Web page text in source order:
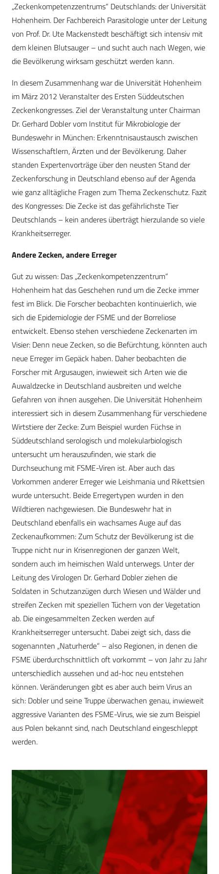
„Zeckenkompetenzzentrums“ Deutschlands: der Universität
Hohenheim. Der Fachbereich Parasitologie unter der Leitung
von Prof. Dr. Ute Mackenstedt beschäftigt sich intensiv mit
dem kleinen Blutsauger – und sucht auch nach Wegen, wie
die Bevölkerung wirksam geschützt werden kann.
In diesem Zusammenhang war die Universität Hohenheim
im März 2012 Veranstalter des Ersten Süddeutschen
Zeckenkongresses. Ziel der Veranstaltung unter Chairman
Dr. Gerhard Dobler vom Institut für Mikrobiologie der
Bundeswehr in München: Erkenntnisaustausch zwischen
Wissenschaftlern, Ärzten und der Bevölkerung. Daher
standen Expertenvorträge über den neusten Stand der
Zeckenforschung in Deutschland ebenso auf der Agenda
wie ganz alltägliche Fragen zum Thema Zeckenschutz. Fazit
des Kongresses: Die Zecke ist das gefährlichste Tier
Deutschlands – kein anderes überträgt hierzulande so viele
Krankheitserreger.
Andere Zecken, andere Erreger
Gut zu wissen: Das „Zeckenkompetenzzentrum“
Hohenheim hat das Geschehen rund um die Zecke immer
fest im Blick. Die Forscher beobachten kontinuierlich, wie
sich die Epidemiologie der FSME und der Borreliose
entwickelt. Ebenso stehen verschiedene Zeckenarten im
Visier: Denn neue Zecken, so die Befürchtung, könnten auch
neue Erreger im Gepäck haben. Daher beobachten die
Forscher mit Argusaugen, inwieweit sich Arten wie die
Auwaldzecke in Deutschland ausbreiten und welche
Gefahren von ihnen ausgehen. Die Universität Hohenheim
interessiert sich in diesem Zusammenhang für verschiedene
Wirtstiere der Zecke: Zum Beispiel wurden Füchse in
Süddeutschland serologisch und molekularbiologisch
untersucht um herauszufinden, wie stark die
Durchseuchung mit FSME-Viren ist. Aber auch das
Vorkommen anderer Erreger wie Leishmania und Rikettsien
wurde untersucht. Beide Erregertypen wurden in den
Wildtieren nachgewiesen. Die Bundeswehr hat in
Deutschland ebenfalls ein wachsames Auge auf das
Zeckenaufkommen: Zum Schutz der Bevölkerung ist die
Truppe nicht nur in Krisenregionen der ganzen Welt,
sondern auch im heimischen Wald unterwegs. Unter der
Leitung des Virologen Dr. Gerhard Dobler ziehen die
Soldaten in Schutzanzügen durch Wiesen und Wälder und
streifen Zecken mit speziellen Tüchern von der Vegetation
ab. Die eingesammelten Zecken werden auf
Krankheitserreger untersucht. Dabei zeigt sich, dass die
sogenannten „Naturherde“ – also Regionen, in denen die
FSME überdurchschnittlich oft vorkommt – von Jahr zu Jahr
unterschiedlich aussehen und ad-hoc neu entstehen
können. Veränderungen gibt es aber auch beim Virus an
sich: Dobler und seine Truppe überwachen genau, inwieweit
aggressive Varianten des FSME-Virus, wie sie zum Beispiel
aus Polen bekannt sind, nach Deutschland eingeschleppt
werden.